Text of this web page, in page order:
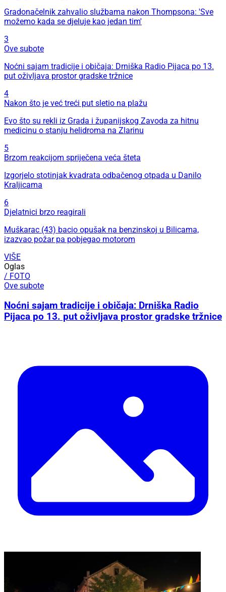
Gradonačelnik zahvalio službama nakon Thompsona: 'Sve
možemo kada se djeluje kao jedan tim'
3
Ove subote
Noćni sajam tradicije i običaja: Drniška Radio Pijaca po 13.
put oživljava prostor gradske tržnice
4
Nakon što je već treći put sletio na plažu
Evo što su rekli iz Grada i županijskog Zavoda za hitnu
medicinu o stanju helidroma na Zlarinu
5
Brzom reakcijom spriječena veća šteta
Izgorjelo stotinjak kvadrata odbačenog otpada u Danilo
Kraljicama
6
Djelatnici brzo reagirali
Muškarac (43) bacio opušak na benzinskoj u Bilicama,
izazvao požar pa pobjegao motorom
VIŠE
Oglas
/ FOTO
Ove subote
Noćni sajam tradicije i običaja: Drniška Radio
Pijaca po 13. put oživljava prostor gradske tržnice